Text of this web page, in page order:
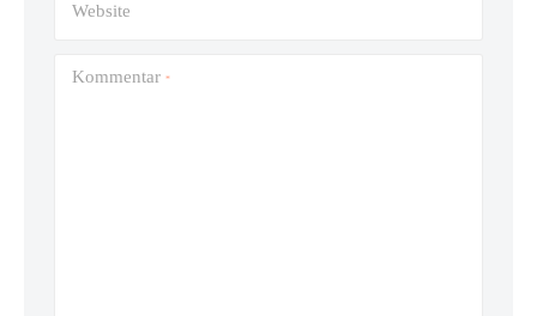
Website
Kommentar *